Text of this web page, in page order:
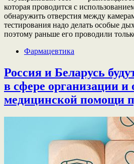
которая проводится с
обнаружить отверстия между
тестирования надо делать особые
поэтому раньше его проводили
Фармацевтика
Россия и Беларусь
в сфере организации и
медицинской помощи